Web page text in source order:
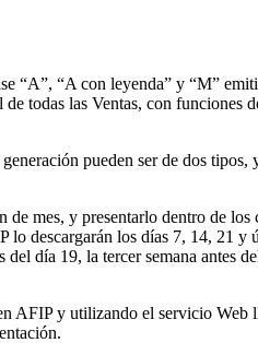
“A”, “A con leyenda” y “M”
todas las Ventas, con funciones
pueden ser de dos
de mes, y presentarlo dentro de los
lo descargarán los días 7, 14, 21
del día 19, la tercer semana antes
AFIP y utilizando el servicio Web